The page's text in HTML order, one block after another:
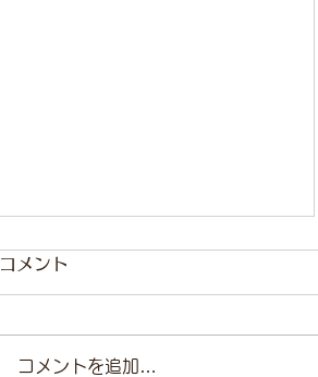
コメント
コメントを追加…